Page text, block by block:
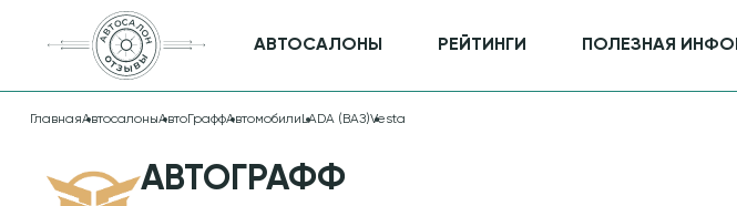
АВТОСАЛОНЫ РЕЙТИНГИ ПОЛЕЗНАЯ
ГлавнаяАвтосалоныАвтоГраффАвтомобили LADA (ВАЗ)Vesta
АВТОГРАФФ